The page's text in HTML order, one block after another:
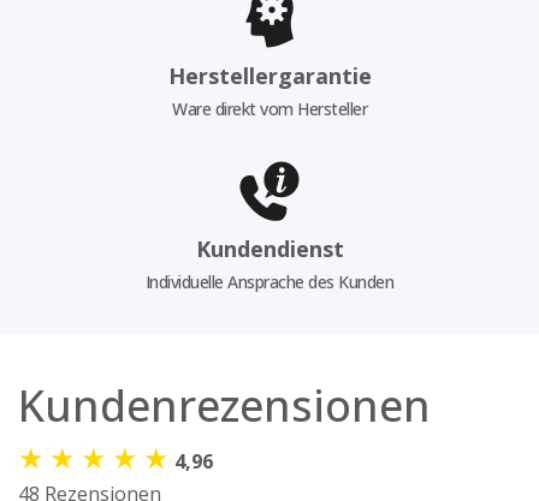
Herstellergarantie
Ware direkt vom Hersteller
Kundendienst
Individuelle Ansprache des Kunden
Kundenrezensionen
★ ★ ★ ★ ★ 4,96
48 Rezensionen